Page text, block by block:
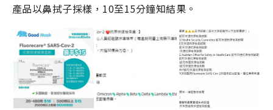
產品以鼻拭子採樣，10至15分鐘知結果。